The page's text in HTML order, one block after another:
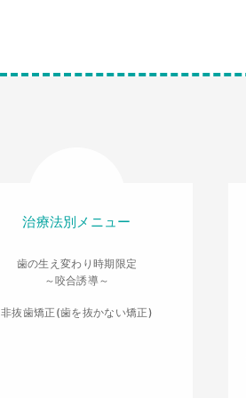
治療法別メニュー
歯の生え変わり時期限定
～咬合誘導～
非抜歯矯正(歯を抜かない矯正)